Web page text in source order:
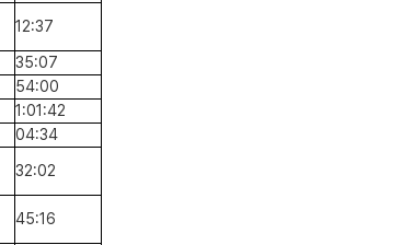
12:37
35:07
54:00
1:01:42
04:34
32:02
45:16